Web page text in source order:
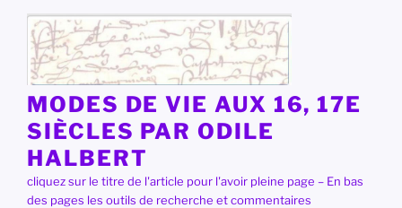
contenu
principal
MODES DE VIE AUX 16, 17E
SIÈCLES PAR ODILE
HALBERT
cliquez sur le titre de l'article pour l'avoir pleine page – En bas
des pages les outils de recherche et commentaires